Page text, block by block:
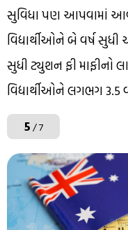
સુવિધા પણ આપવામાં
વિદ્યાર્થીઓને બે વર્ષ
સુધી ટ્યુશન ફી માફીનો
વિદ્યાર્થીઓને લગભગ
5/ 7